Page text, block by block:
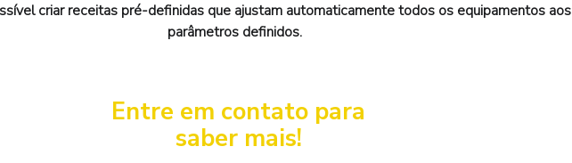
criar receitas pré-definidas que ajustam automaticamente todos os equipamentos aos
parâmetros definidos.
Entre em contato para
saber mais!